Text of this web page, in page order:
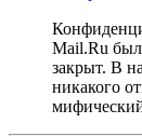
Mail.Ru
закрыт. В
никакого